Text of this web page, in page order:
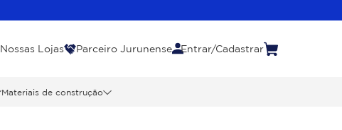
Nossas Lojas Parceiro Jurunense Entrar/Cadastrar
Materiais de construção